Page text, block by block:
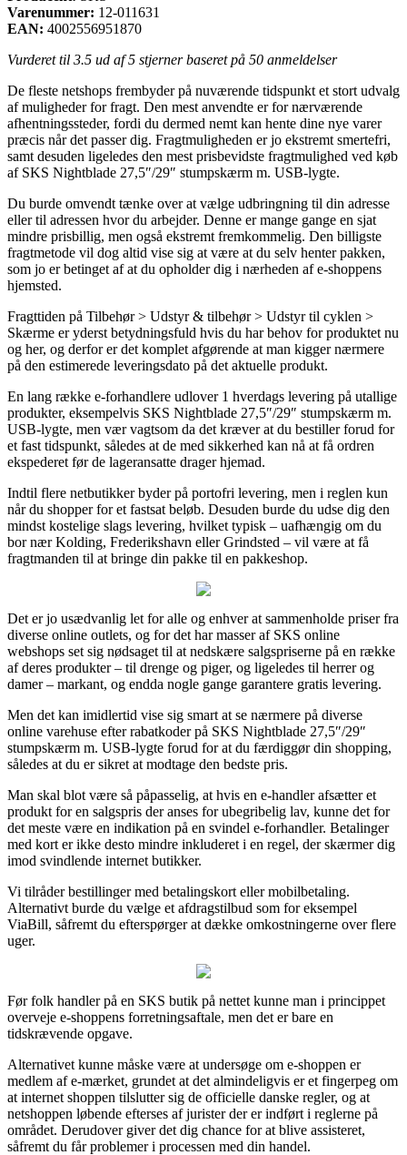
Varenummer: 12-011631
EAN: 4002556951870
Vurderet til 3.5 ud af 5 stjerner baseret på 50 anmeldelser
De fleste netshops frembyder på nuværende tidspunkt et stort udvalg
af muligheder for fragt. Den mest anvendte er for nærværende
afhentningssteder, fordi du dermed nemt kan hente dine nye varer
præcis når det passer dig. Fragtmuligheden er jo ekstremt smertefri,
samt desuden ligeledes den mest prisbevidste fragtmulighed ved køb
af SKS Nightblade 27,5″/29″ stumpskærm m. USB-lygte.
Du burde omvendt tænke over at vælge udbringning til din adresse
eller til adressen hvor du arbejder. Denne er mange gange en sjat
mindre prisbillig, men også ekstremt fremkommelig. Den billigste
fragtmetode vil dog altid vise sig at være at du selv henter pakken,
som jo er betinget af at du opholder dig i nærheden af e-shoppens
hjemsted.
Fragttiden på Tilbehør > Udstyr & tilbehør > Udstyr til cyklen >
Skærme er yderst betydningsfuld hvis du har behov for produktet nu
og her, og derfor er det komplet afgørende at man kigger nærmere
på den estimerede leveringsdato på det aktuelle produkt.
En lang række e-forhandlere udlover 1 hverdags levering på utallige
produkter, eksempelvis SKS Nightblade 27,5″/29″ stumpskærm m.
USB-lygte, men vær vagtsom da det kræver at du bestiller forud for
et fast tidspunkt, således at de med sikkerhed kan nå at få ordren
ekspederet før de lageransatte drager hjemad.
Indtil flere netbutikker byder på portofri levering, men i reglen kun
når du shopper for et fastsat beløb. Desuden burde du udse dig den
mindst kostelige slags levering, hvilket typisk – uafhængig om du
bor nær Kolding, Frederikshavn eller Grindsted – vil være at få
fragtmanden til at bringe din pakke til en pakkeshop.
Det er jo usædvanlig let for alle og enhver at sammenholde priser fra
diverse online outlets, og for det har masser af SKS online
webshops set sig nødsaget til at nedskære salgspriserne på en række
af deres produkter – til drenge og piger, og ligeledes til herrer og
damer – markant, og endda nogle gange garantere gratis levering.
Men det kan imidlertid vise sig smart at se nærmere på diverse
online varehuse efter rabatkoder på SKS Nightblade 27,5″/29″
stumpskærm m. USB-lygte forud for at du færdiggør din shopping,
således at du er sikret at modtage den bedste pris.
Man skal blot være så påpasselig, at hvis en e-handler afsætter et
produkt for en salgspris der anses for ubegribelig lav, kunne det for
det meste være en indikation på en svindel e-forhandler. Betalinger
med kort er ikke desto mindre inkluderet i en regel, der skærmer dig
imod svindlende internet butikker.
Vi tilråder bestillinger med betalingskort eller mobilbetaling.
Alternativt burde du vælge et afdragstilbud som for eksempel
ViaBill, såfremt du efterspørger at dække omkostningerne over flere
uger.
Før folk handler på en SKS butik på nettet kunne man i princippet
overveje e-shoppens forretningsaftale, men det er bare en
tidskrævende opgave.
Alternativet kunne måske være at undersøge om e-shoppen er
medlem af e-mærket, grundet at det almindeligvis er et fingerpeg om
at internet shoppen tilslutter sig de officielle danske regler, og at
netshoppen løbende efterses af jurister der er indført i reglerne på
området. Derudover giver det dig chance for at blive assisteret,
såfremt du får problemer i processen med din handel.